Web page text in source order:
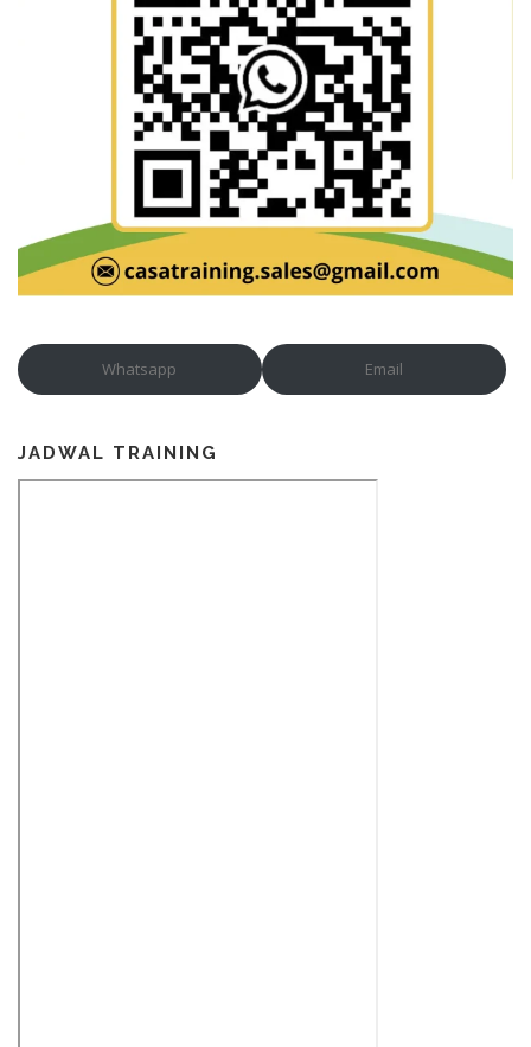
Whatsapp Email
JADWAL TRAINING